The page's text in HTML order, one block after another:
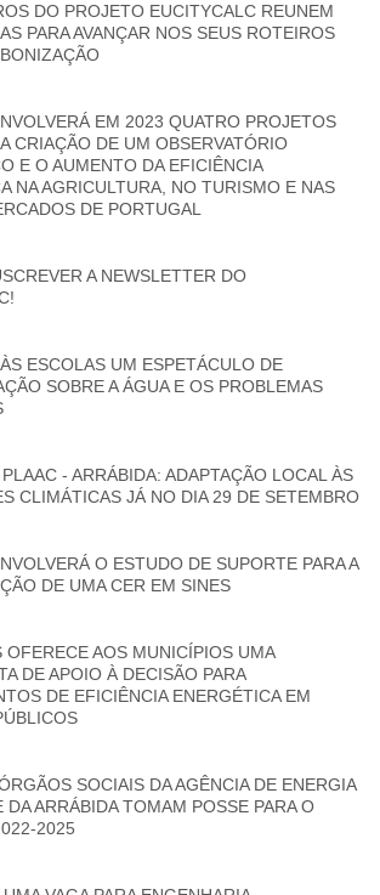
DO PROJETO EUCITYCALC REUNEM
PARA AVANÇAR NOS SEUS ROTEIROS
EM 2023 QUATRO PROJETOS
CRIAÇÃO DE UM OBSERVATÓRIO
E O AUMENTO DA EFICIÊNCIA
NA AGRICULTURA, NO TURISMO E NAS
DE PORTUGAL
A NEWSLETTER DO
ESCOLAS UM ESPETÁCULO DE
SOBRE A ÁGUA E OS PROBLEMAS
- ARRÁBIDA: ADAPTAÇÃO LOCAL ÀS
CLIMÁTICAS JÁ NO DIA 29 DE SETEMBRO
O ESTUDO DE SUPORTE PARA A
DE UMA CER EM SINES
OFERECE AOS MUNICÍPIOS UMA
DE APOIO À DECISÃO PARA
DE EFICIÊNCIA ENERGÉTICA EM
SOCIAIS DA AGÊNCIA DE ENERGIA
DA ARRÁBIDA TOMAM POSSE PARA O
2025